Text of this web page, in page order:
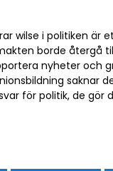
wilse i politiken är
borde återgå
nyheter och
saknar
för politik, de gör